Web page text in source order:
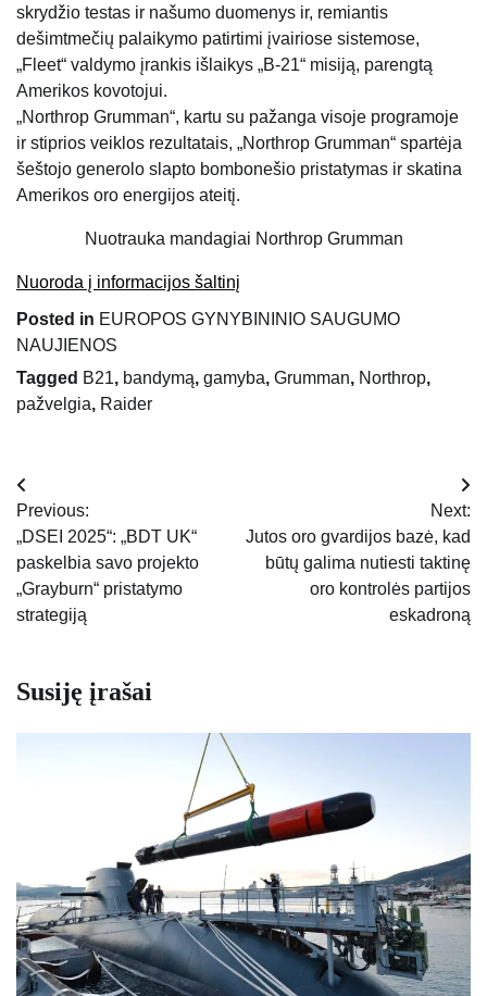
skrydžio testas ir našumo duomenys ir, remiantis
dešimtmečių palaikymo patirtimi įvairiose sistemose,
„Fleet“ valdymo įrankis išlaikys „B-21“ misiją, parengtą
Amerikos kovotojui.
„Northrop Grumman“, kartu su pažanga visoje programoje
ir stiprios veiklos rezultatais, „Northrop Grumman“ spartėja
šeštojo generolo slapto bombonešio pristatymas ir skatina
Amerikos oro energijos ateitį.
Nuotrauka mandagiai Northrop Grumman
Nuoroda į informacijos šaltinį
Posted in EUROPOS GYNYBININIO SAUGUMO
NAUJIENOS
Tagged B21, bandymą, gamyba, Grumman, Northrop,
pažvelgia, Raider
Navigacija
tarp
įrašų
Previous:
„DSEI 2025“: „BDT UK“
paskelbia savo projekto
„Grayburn“ pristatymo
strategiją
Next:
Jutos oro gvardijos bazė, kad
būtų galima nutiesti taktinę
oro kontrolės partijos
eskadroną
Susiję įrašai